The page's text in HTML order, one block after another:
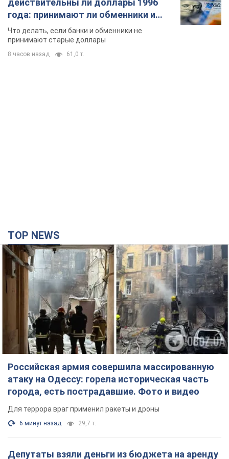
Российская армия совершила массированную
атаку на Одессу: горела историческая часть
города, есть пострадавшие. Фото и видео
Для террора враг применил ракеты и дроны
6 минут назад 29,7 т.
Депутаты взяли деньги из бюджета на аренду
элитных квартир в Киеве: кто из
парламентариев просил средства и где
поселился
Как работает особая социальная гарантия и кто ею
Российская армия обстреляла два соседних